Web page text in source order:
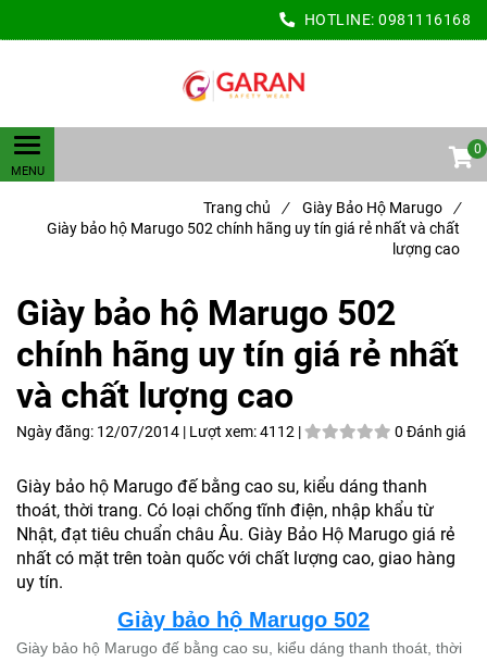
HOTLINE: 0981116168
0
Trang chủ / Giày Bảo Hộ Marugo
/
Giày bảo hộ Marugo 502 chính hãng uy tín giá rẻ nhất và chất
lượng cao
Giày bảo hộ Marugo 502
chính hãng uy tín giá rẻ nhất
và chất lượng cao
Ngày đăng: 12/07/2014 | Lượt xem:4112 | 0 Đánh giá
Giày bảo hộ Marugo đế bằng cao su, kiểu dáng thanh
thoát, thời trang. Có loại chống tĩnh điện, nhập khẩu từ
Nhật, đạt tiêu chuẩn châu Âu. Giày Bảo Hộ Marugo giá rẻ
nhất có mặt trên toàn quốc với chất lượng cao, giao hàng
uy tín.
Giày bảo hộ Marugo 502
Giày bảo hộ Marugo đế bằng cao su, kiểu dáng thanh thoát, thời